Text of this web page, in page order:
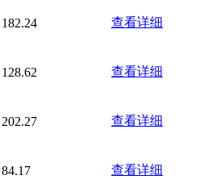
182.24 查看详细
128.62 查看详细
202.27 查看详细
84.17 查看详细